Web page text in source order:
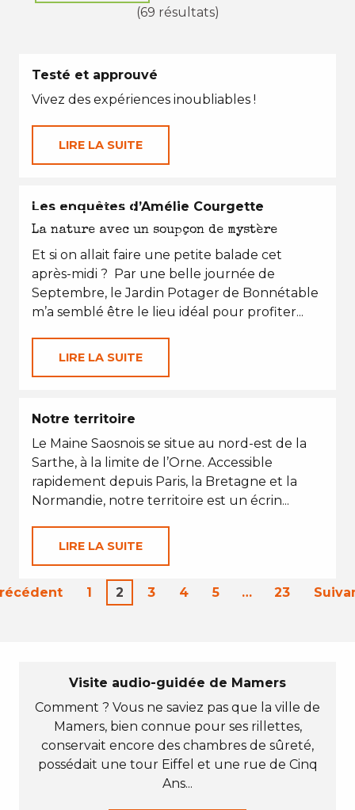
(69 résultats)
Testé et approuvé
Vivez des expériences inoubliables !
LIRE LA SUITE
EN TOUTES SAISONS
Les enquêtes d’Amélie Courgette
La nature avec un soupçon de mystère
Et si on allait faire une petite balade cet
après-midi ? Par une belle journée de
Septembre, le Jardin Potager de Bonnétable
m’a semblé être le lieu idéal pour profiter...
LIRE LA SUITE
Notre territoire
Le Maine Saosnois se situe au nord-est de la
Sarthe, à la limite de l’Orne. Accessible
rapidement depuis Paris, la Bretagne et la
Normandie, notre territoire est un écrin...
LIRE LA SUITE
1 2 3 4 5 … 23
Visite audio-guidée de Mamers
Comment ? Vous ne saviez pas que la ville de
Mamers, bien connue pour ses rillettes,
conservait encore des chambres de sûreté,
possédait une tour Eiffel et une rue de Cinq
Ans...